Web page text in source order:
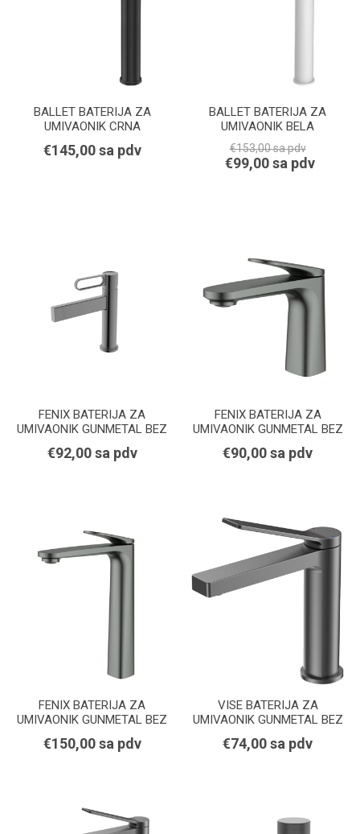
BALLET BATERIJA ZA
UMIVAONIK CRNA
€145,00 sa pdv
BALLET BATERIJA ZA
UMIVAONIK BELA
€153,00 sa pdv
€99,00 sa pdv
FENIX BATERIJA ZA
UMIVAONIK GUNMETAL BEZ
POP-UP ODLIVA
€92,00 sa pdv
FENIX BATERIJA ZA
UMIVAONIK GUNMETAL BEZ
POP-UP ODLIVA
€90,00 sa pdv
FENIX BATERIJA ZA
UMIVAONIK GUNMETAL BEZ
€150,00 sa pdv
VISE BATERIJA ZA
UMIVAONIK GUNMETAL BEZ
€74,00 sa pdv